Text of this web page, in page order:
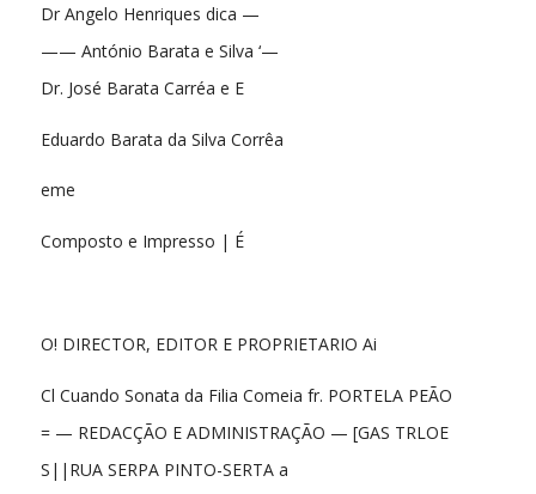
Dr Angelo Henriques dica —
—— António Barata e Silva ‘—
Dr. José Barata Carréa e E
Eduardo Barata da Silva Corrêa
eme
Composto e Impresso | É
O! DIRECTOR, EDITOR E PROPRIETARIO Ai
Cl Cuando Sonata da Filia Comeia fr. PORTELA PEÃO
= — REDACÇÃO E ADMINISTRAÇÃO — [GAS TRLOE
S||RUA SERPA PINTO-SERTA a